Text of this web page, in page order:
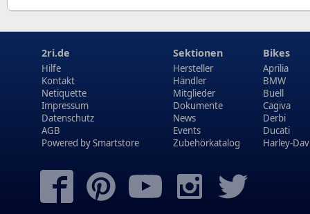
2ri.de
Hilfe
Kontakt
Netiquette
Impressum
Datenschutz
AGB
Powered bySmartstore
Sektionen
Hersteller
Händler
Mitglieder
Dokumente
News
Events
Zubehörkatalog
Bikes
Aprilia
BMW
Buell
Cagiva
Derbi
Ducati
Harley-